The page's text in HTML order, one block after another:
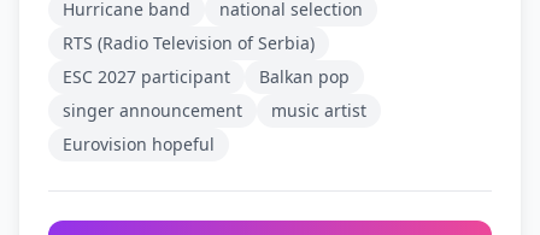
Hurricane band
national selection
RTS (Radio Television of Serbia)
ESC 2027 participant
Balkan pop
singer announcement
music artist
Eurovision hopeful